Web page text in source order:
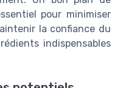
pour minimiser
la confiance du
indispensables